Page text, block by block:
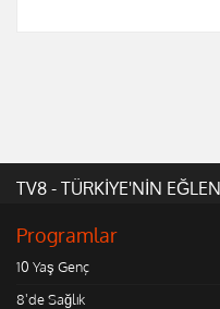
TV8 - TÜRKİYE'NİN
Programlar
10 Yaş Genç
8'de Sağlık